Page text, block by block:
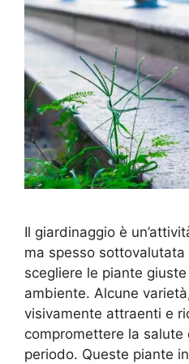
Il giardinaggio è
ma spesso sottovalutata
scegliere le piante
ambiente. Alcune
visivamente attraenti e
compromettere la salute
periodo. Queste piante